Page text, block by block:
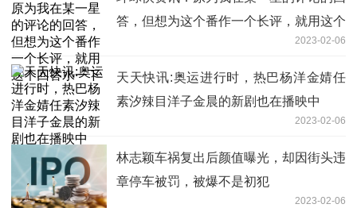
答，但想为这个番作一个长评，就用这个
2023-02-06
天天快讯:奥运进行时，热巴杨洋金婧任
素汐辣目洋子金晨的新剧也在播映中
2023-02-06
林志颖车祸复出后颜值曝光，却因街头违
章停车被罚，被爆不是初犯
2023-02-06